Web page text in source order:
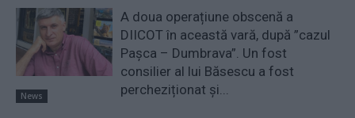
News
A doua operațiune obscenă a
DIICOT în această vară, după ”cazul
Pașca – Dumbrava”. Un fost
consilier al lui Băsescu a fost
percheziționat și...